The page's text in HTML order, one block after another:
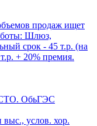
продаж ищет
Шлюз,
срок - 45 т.р. (на
+ 20% премия.
СТО. ОбьГЭС
услов. хор.